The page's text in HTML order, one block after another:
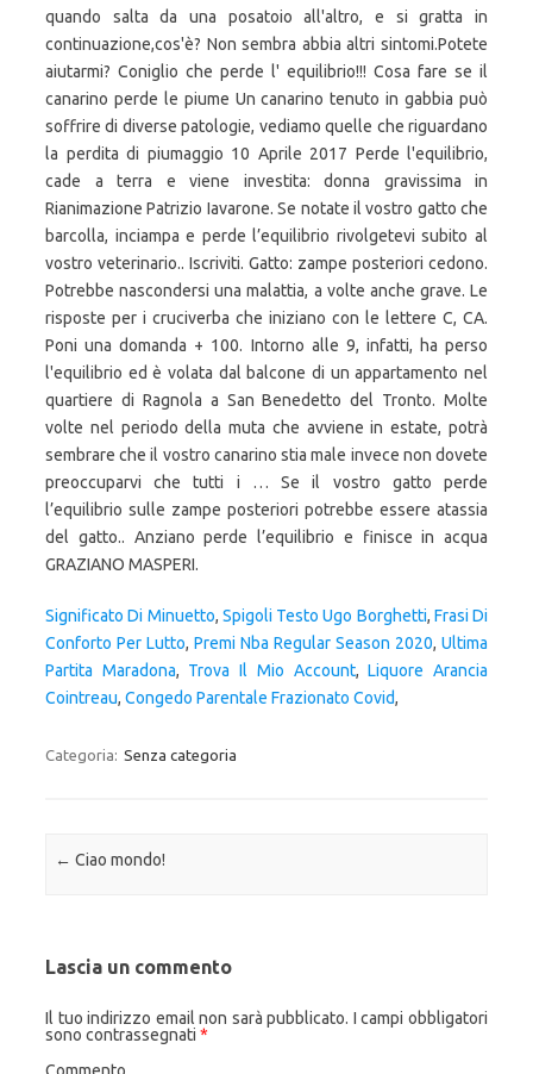
quando salta da una posatoio all'altro, e si gratta in
continuazione,cos'è? Non sembra abbia altri sintomi.Potete
aiutarmi? Coniglio che perde l' equilibrio!!! Cosa fare se il
canarino perde le piume Un canarino tenuto in gabbia può
soffrire di diverse patologie, vediamo quelle che riguardano
la perdita di piumaggio 10 Aprile 2017 Perde l'equilibrio,
cade a terra e viene investita: donna gravissima in
Rianimazione Patrizio Iavarone. Se notate il vostro gatto che
barcolla, inciampa e perde l’equilibrio rivolgetevi subito al
vostro veterinario.. Iscriviti. Gatto: zampe posteriori cedono.
Potrebbe nascondersi una malattia, a volte anche grave. Le
risposte per i cruciverba che iniziano con le lettere C, CA.
Poni una domanda + 100. Intorno alle 9, infatti, ha perso
l'equilibrio ed è volata dal balcone di un appartamento nel
quartiere di Ragnola a San Benedetto del Tronto. Molte
volte nel periodo della muta che avviene in estate, potrà
sembrare che il vostro canarino stia male invece non dovete
preoccuparvi che tutti i … Se il vostro gatto perde
l’equilibrio sulle zampe posteriori potrebbe essere atassia
del gatto.. Anziano perde l’equilibrio e finisce in acqua
GRAZIANO MASPERI.
Significato Di Minuetto, Spigoli Testo Ugo Borghetti, Frasi Di
Conforto Per Lutto, Premi Nba Regular Season 2020, Ultima
Partita Maradona, Trova Il Mio Account,Liquore Arancia
Cointreau, Congedo Parentale Frazionato Covid,
Categoria: Senza categoria
Navigazione articolo
← Ciao mondo!
Lascia un commento
Il tuo indirizzo email non sarà pubblicato. I campi obbligatori
sono contrassegnati *